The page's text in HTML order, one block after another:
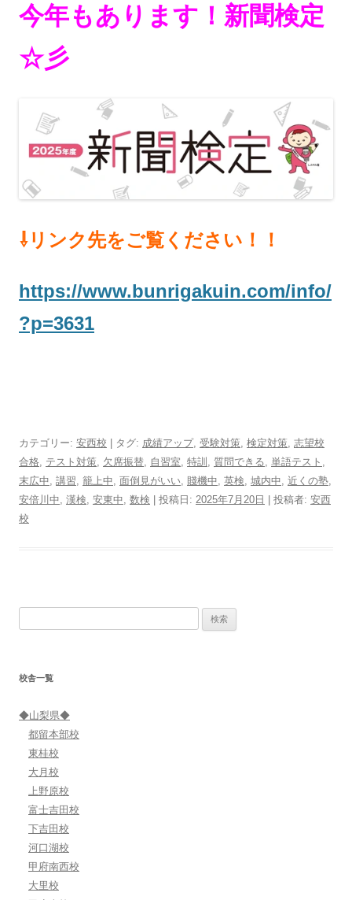
今年もあります！新聞検定
☆彡
⇩リンク先をご覧ください！！
https://www.bunrigakuin.com/info/
?p=3631
カテゴリー: 安西校 | タグ: 成績アップ, 受験対策 検定対策 志望校
合格
テスト対策 欠席振替 自習室 特訓 質問できる 単語テスト
末広中 講習 籠上中 面倒見がいい 賤機中 英検 城内中 近くの塾
安倍川中 漢検 安東中 数検 | 投稿日: 2025年7月20日 | 投稿者: 安西
校
索:
校舎一覧
◆山梨県◆
都留本部校
東桂校
大月校
上野原校
富士吉田校
下吉田校
河口湖校
甲府南西校
大里校